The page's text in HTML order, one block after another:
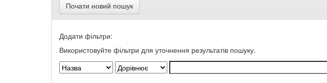
Почати новий пошук
Додати фільтри:
Використовуйте фільтри для уточнення результатів пошуку.